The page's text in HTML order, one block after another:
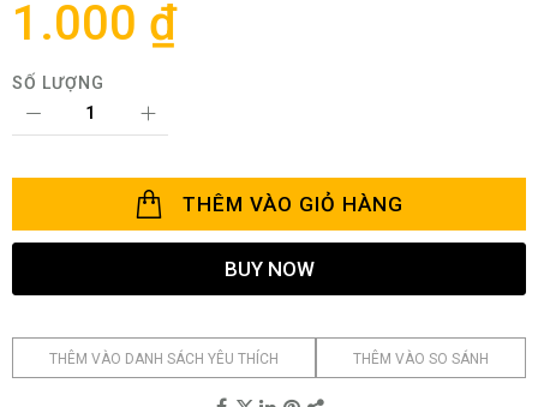
hình
1.000 ₫
SỐ LƯỢNG
THÊM VÀO GIỎ HÀNG
BUY NOW
THÊM VÀO DANH SÁCH YÊU THÍCH THÊM VÀO SO SÁNH